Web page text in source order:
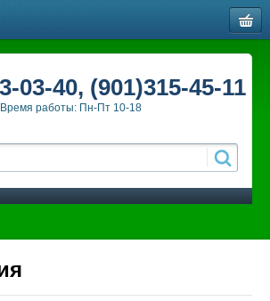
03-40, (901)315-45-11
Время работы: Пн-Пт 10-18